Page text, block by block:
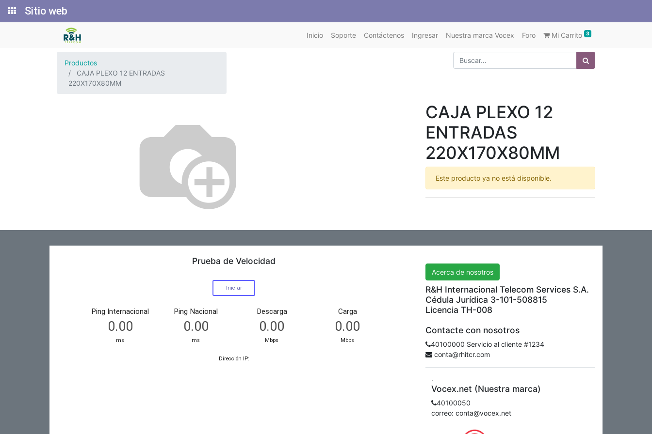
Sitio web
Inicio Soporte Contáctenos Ingresar Nuestra marca Vocex Foro Mi Carrito 3
Productos
CAJA PLEXO 12 ENTRADAS
220X170X80MM
CAJA PLEXO 12
ENTRADAS
220X170X80MM
Este producto ya no está disponible.
Prueba de Velocidad
Acerca de nosotros
R&H Internacional Telecom Services S.A.
Cédula Jurídica 3-101-508815
Licencia TH-008
Contacte con nosotros
40100000 Servicio al cliente #1234
conta@rhitcr.com
.
Vocex.net (Nuestra marca)
40100050
correo: conta@vocex.net